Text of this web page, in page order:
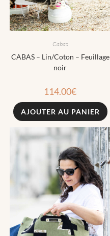
Cabas
CABAS – Lin/Coton – Feuillage
noir
114.00€
AJOUTER AU PANIER